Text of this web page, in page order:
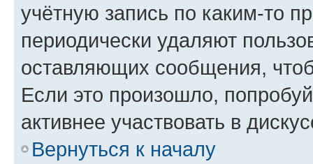
учётную запись по каким-то
периодически удаляют
оставляющих сообщения,
Если это произошло,
активнее участвовать в
Вернуться к началу